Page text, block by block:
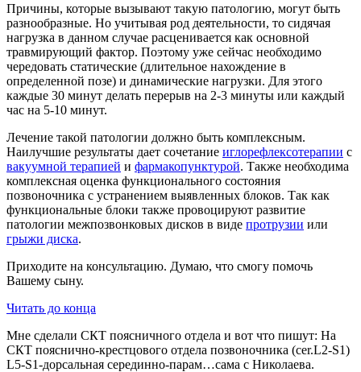
Причины, которые вызывают такую патологию, могут быть
разнообразные. Но учитывая род деятельности, то сидячая
нагрузка в данном случае расценивается как основной
травмирующий фактор. Поэтому уже сейчас необходимо
чередовать статические (длительное нахождение в
определенной позе) и динамические нагрузки. Для этого
каждые 30 минут делать перерыв на 2-3 минуты или каждый
час на 5-10 минут.
Лечение такой патологии должно быть комплексным.
Наилучшие результаты дает сочетание иглорефлексотерапии с
вакуумной терапией и фармакопунктурой. Также необходима
комплексная оценка функционального состояния
позвоночника с устранением выявленных блоков. Так как
функциональные блоки также провоцируют развитие
патологии межпозвонковых дисков в виде протрузии или
грыжи диска.
Приходите на консультацию. Думаю, что смогу помочь
Вашему сыну.
Читать до конца
Мне сделали СКТ поясничного отдела и вот что пишут: На
СКТ пояснично-крестцового отдела позвоночника (cer.L2-S1)
L5-S1-дорсальная серединно-парам…сама с Николаева.